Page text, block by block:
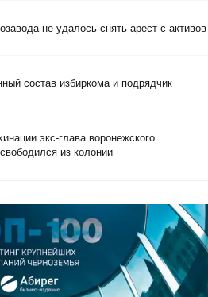
не удалось снять арест с активов
состав избиркома и подрядчик
экс-глава воронежского
из колонии